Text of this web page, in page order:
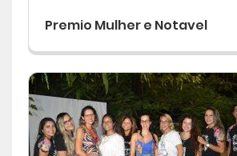
Premio Mulher e Notavel